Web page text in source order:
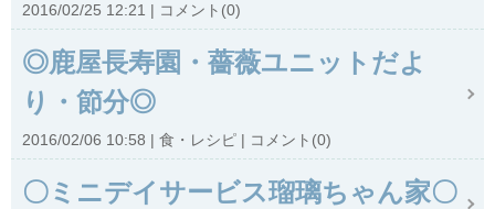
2016/02/25 12:21 コメント(0)
◎鹿屋長寿園・薔薇ユニットだよ
り・節分◎
2016/02/06 10:58 食・レシピ コメント(0)
〇ミニデイサービス瑠璃ちゃん家〇